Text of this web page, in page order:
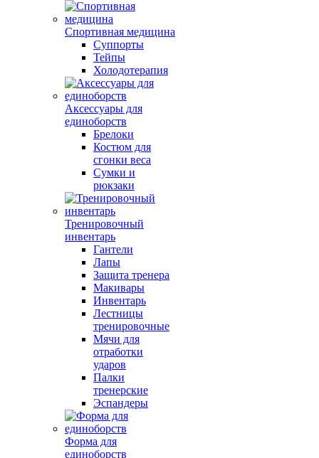
Спортивная медицина
Суппорты
Тейпы
Холодотерапия
Аксессуары для
единоборств
Брелоки
Костюм для
сгонки веса
Сумки и
рюкзаки
Тренировочный
инвентарь
Гантели
Лапы
Защита тренера
Макивары
Инвентарь
Лестницы
тренировочные
Мячи для
отработки
ударов
Палки
тренерские
Эспандеры
Форма для
единоборств